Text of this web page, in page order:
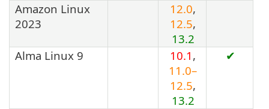
Amazon Linux
2023
12.0,
12.5,
13.2
Alma Linux 9
10.1 ,
11.0–
12.5,
13.2
✔